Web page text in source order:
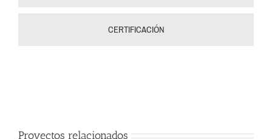
CERTIFICACIÓN
Proyectos relacionados